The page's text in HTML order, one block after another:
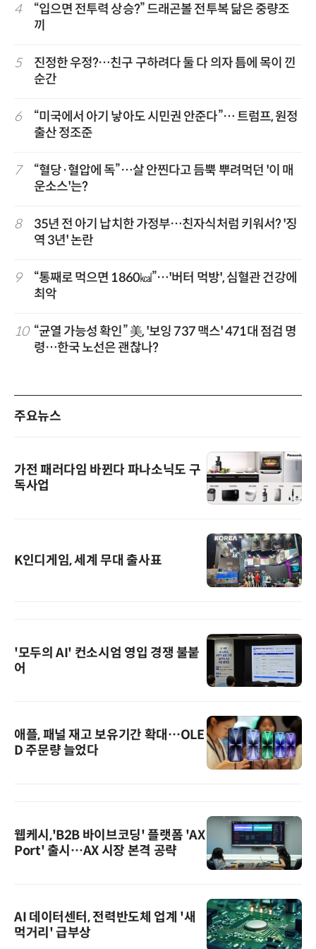
4
“입으면 전투력 상승?” 드래곤볼 전투복 닮은 중량조
끼
5
진정한 우정?…친구 구하려다 둘 다 의자 틈에 목이 낀
순간
6
“미국에서 아기 낳아도 시민권 안준다”… 트럼프, 원정
출산 정조준
7
“혈당·혈압에 독”…살 안찐다고 듬뿍 뿌려먹던 '이 매
운소스'는?
8
35년 전 아기 납치한 가정부…친자식처럼 키워서? '징
역 3년' 논란
9
“통째로 먹으면 1860㎉”…'버터 먹방', 심혈관 건강에
최악
10 “균열 가능성 확인” 美, '보잉 737 맥스' 471대 점검 명
령…한국 노선은 괜찮나?
주요뉴스
가전 패러다임 바뀐다 파나소닉도 구
독사업
K인디게임, 세계 무대 출사표
'모두의 AI' 컨소시엄 영입 경쟁 불붙
어
애플, 패널 재고 보유기간 확대…OLE
D 주문량 늘었다
웹케시,'B2B 바이브코딩' 플랫폼 'AX
Port' 출시…AX 시장 본격 공략
AI 데이터센터, 전력반도체 업계 '새
먹거리' 급부상